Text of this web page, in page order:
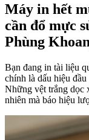
Máy in hết
cần đổ mực
Phùng
Bạn đang in tài liệu
chính là dấu hiệu
Những vệt trắng dọc
nhiên mà báo hiệu